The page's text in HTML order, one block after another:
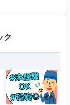
ク